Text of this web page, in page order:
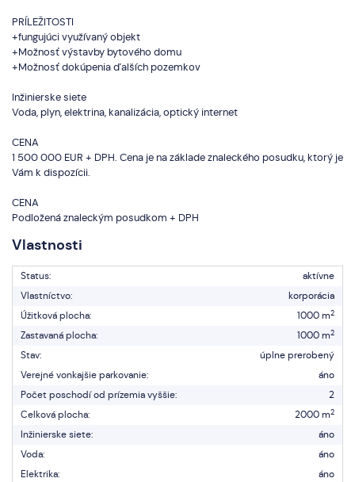
PRÍLEŽITOSTI
+fungujúci využívaný objekt
+Možnosť výstavby bytového domu
+Možnosť dokúpenia ďalších pozemkov
Inžinierske siete
Voda, plyn, elektrina, kanalizácia, optický internet
CENA
1 500 000 EUR + DPH. Cena je na základe znaleckého posudku, ktorý je
Vám k dispozícii.
CENA
Podložená znaleckým posudkom + DPH
Vlastnosti
Status:
aktívne
Vlastníctvo:
korporácia
Úžitková plocha:
1000 m2
Zastavaná plocha: 1000 m2
Stav:
úplne prerobený
Verejné vonkajšie parkovanie:
áno
Počet poschodí od prízemia vyššie:
2
Celková plocha:
2000 m2
Inžinierske siete:
áno
Voda:
áno
Elektrika:
áno